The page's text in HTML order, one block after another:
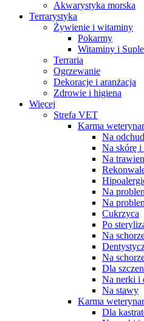
Akwarystyka morska
Terrarystyka
Żywienie i witaminy
Pokarmy
Witaminy i
Terraria
Ogrzewanie
Dekoracje i aranżacja
Zdrowie i higiena
Więcej
Strefa VET
Karma
Na
Na skórę i
Na
Na
Na
Cukrzyca
Po
Na
Na
Dla
Na nerki i
Na stawy
Karma
Dla